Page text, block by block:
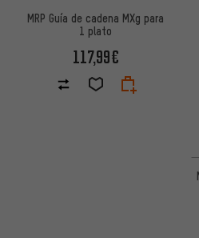
MRP Guía de cadena MXg para
1 plato
117,99€